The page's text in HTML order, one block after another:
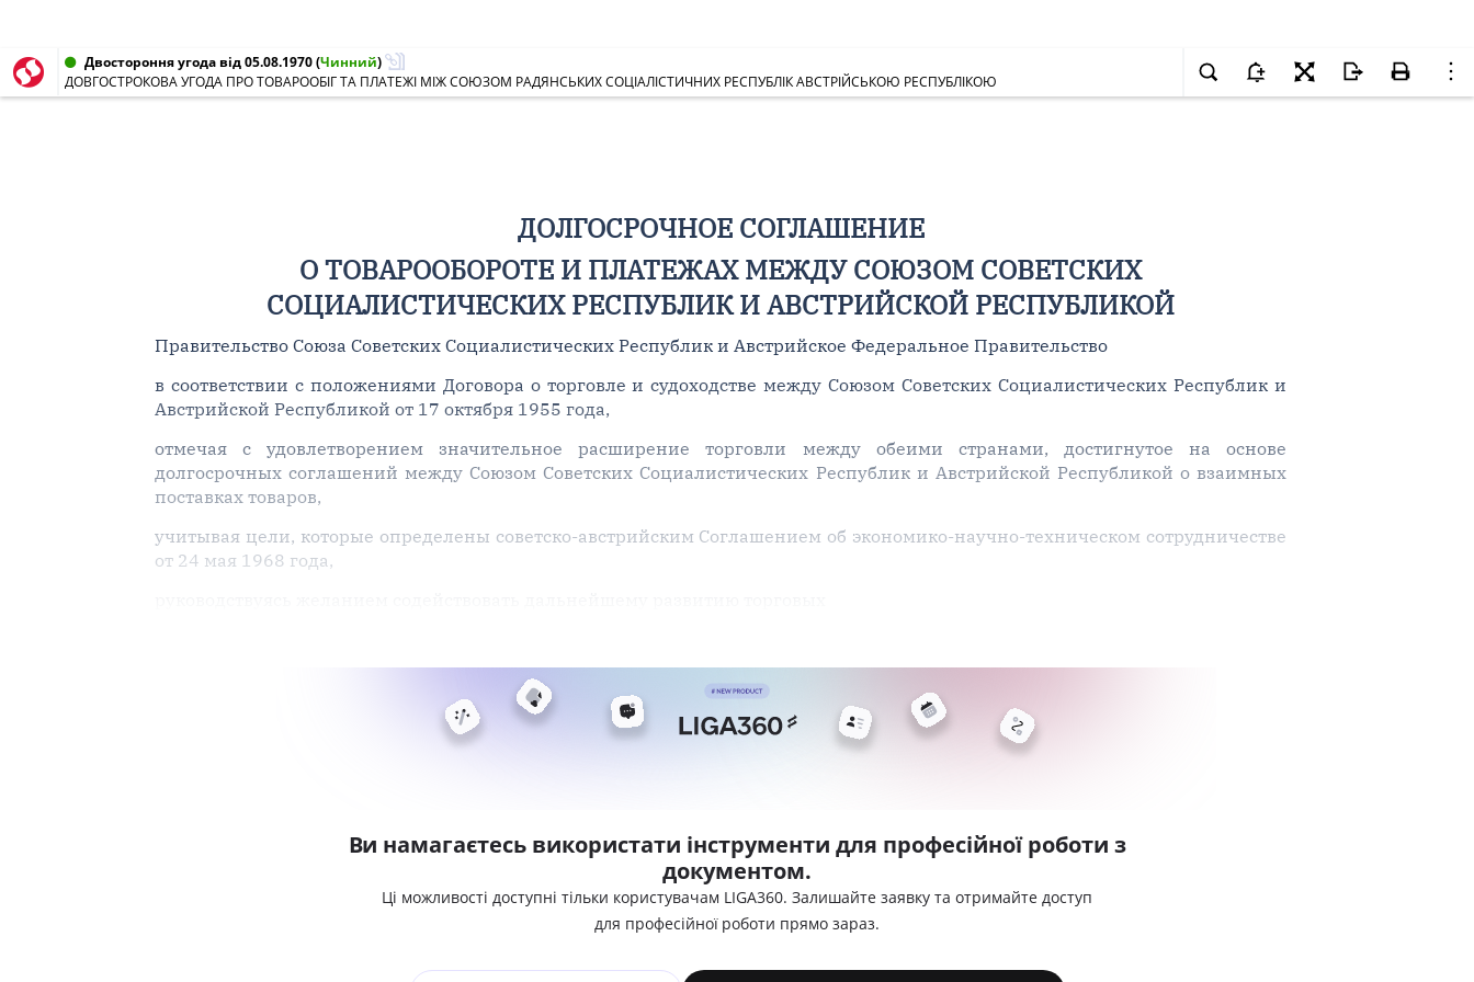
Двостороння угода від 05.08.1970(Чинний)
ДОВГОСТРОКОВА УГОДА ПРО ТОВАРООБІГ ТА ПЛАТЕЖІ МІЖ СОЮЗОМ РАДЯНСЬКИХ СОЦІАЛІСТИЧНИХ РЕСПУБЛІК АВСТРІЙСЬКОЮ РЕСПУБЛІКОЮ
ДОЛГОСРОЧНОЕ СОГЛАШЕНИЕ
О ТОВАРООБОРОТЕ И ПЛАТЕЖАХ МЕЖДУ СОЮЗОМ СОВЕТСКИХ
СОЦИАЛИСТИЧЕСКИХ РЕСПУБЛИК И АВСТРИЙСКОЙ РЕСПУБЛИКОЙ
Правительство Союза Советских Социалистических Республик и Австрийское Федеральное Правительство
в соответствии с положениями Договора о торговле и судоходстве между Союзом Советских Социалистических Республик и
Австрийской Республикой от 17 октября 1955 года,
отмечая с удовлетворением значительное расширение торговли между обеими странами, достигнутое на основе
долгосрочных соглашений между Союзом Советских Социалистических Республик и Австрийской Республикой о взаимных
поставках товаров,
учитывая цели, которые определены советско-австрийским Соглашением об экономико-научно-техническом сотрудничестве
от 24 мая 1968 года,
Ви намагаєтесь використати інструменти для професійної роботи з
документом.
Ці можливості доступні тільки користувачам LIGA360. Залишайте заявку та отримайте доступ
для професійної роботи прямо зараз.